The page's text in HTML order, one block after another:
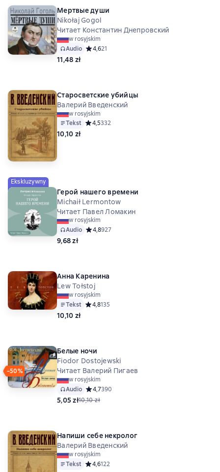
Мертвые души
Nikołaj Gogol
Читает Константин Днепровский
w rosyjskim
Audio Средний рейтинг 4,6 на основе 21 оценок
4,621
11,48 zł
Старосветские убийцы
Валерий Введенский
w rosyjskim
Tekst Средний рейтинг 4,5 на основе 332 оценок
4,5332
10,10 zł
Ekskluzywny
Герой нашего времени
Michaił Lermontow
Читает Павел Ломакин
w rosyjskim
Audio Средний рейтинг 4,8 на основе 927 оценок
4,8927
9,68 zł
Анна Каренина
Lew Tołstoj
w rosyjskim
Tekst Средний рейтинг 4,8 на основе 135 оценок
4,8135
10,10 zł
−50%
Белые ночи
Fiodor Dostojewski
Читает Валерий Пигаев
w rosyjskim
Audio Средний рейтинг 4,7 на основе 390 оценок
4,7390
5,05 zł10,10 zł
Напиши себе некролог
Валерий Введенский
w rosyjskim
Tekst Средний рейтинг 4,6 на основе 122 оценок
4,6122